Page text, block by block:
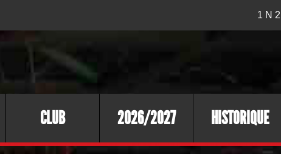
1 N 2
CLUB 2026/2027 HISTORIQUE